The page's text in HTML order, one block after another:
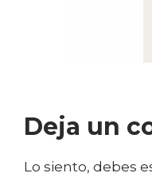
Deja un
Lo siento, debes